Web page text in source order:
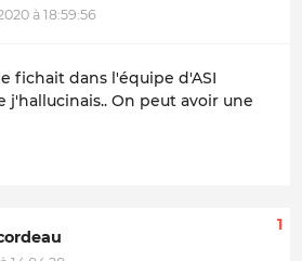
à 18:59:56
fichait dans l'équipe d'ASI
j'hallucinais.. On peut avoir une
1